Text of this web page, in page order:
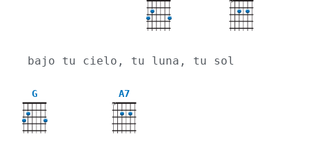
X
bajo tu cielo, tu luna, tu sol
G A7
X